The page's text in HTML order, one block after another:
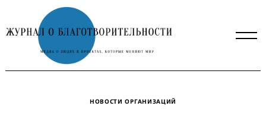
to
content
НОВОСТИ ОРГАНИЗАЦИЙ